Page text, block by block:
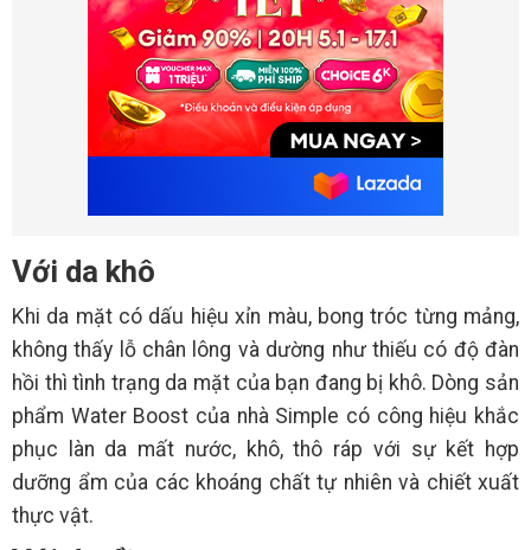
Với da khô
Khi da mặt có dấu hiệu xỉn màu, bong tróc từng mảng,
không thấy lỗ chân lông và dường như thiếu có độ đàn
hồi thì tình trạng da mặt của bạn đang bị khô. Dòng sản
phẩm Water Boost của nhà Simple có công hiệu khắc
phục làn da mất nước, khô, thô ráp với sự kết hợp
dưỡng ẩm của các khoáng chất tự nhiên và chiết xuất
thực vật.